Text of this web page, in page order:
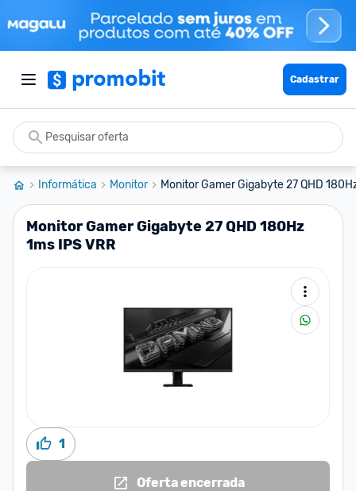
Cadastrar
Informática Monitor Monitor Gamer Gigabyte 27 QHD
Monitor Gamer Gigabyte 27 QHD 180Hz
1ms IPS VRR
1
Oferta encerrada